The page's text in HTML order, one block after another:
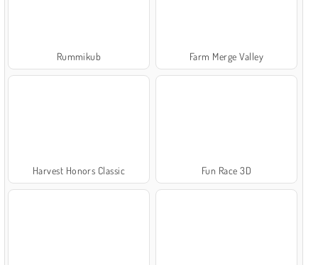
Rummikub Farm Merge Valley
Harvest Honors Classic Fun Race 3D